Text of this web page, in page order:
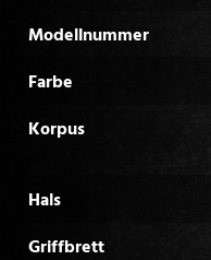
Modellnummer
Farbe
Korpus
Hals
Griffbrett